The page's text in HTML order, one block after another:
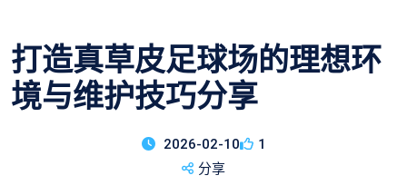
打造真草皮足球场的理想环
境与维护技巧分享
2026-02-10
1
分享